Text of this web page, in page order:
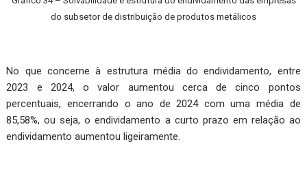
do subsetor de distribuição de produtos metálicos
No que concerne à estrutura média do endividamento, entre
2023 e 2024, o valor aumentou cerca de cinco pontos
percentuais, encerrando o ano de 2024 com uma média de
85,58%, ou seja, o endividamento a curto prazo em relação ao
endividamento aumentou ligeiramente.